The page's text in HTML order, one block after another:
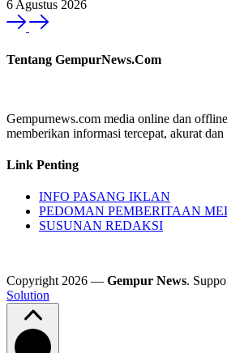
6 Agustus 2026
Tentang GempurNews.Com
Gempurnews.com media online dan
memberikan informasi tercepat, akurat dan
Link Penting
INFO PASANG IKLAN
PEDOMAN PEMBERITAAN
SUSUNAN REDAKSI
Copyright 2026 — Gempur News.
Solution